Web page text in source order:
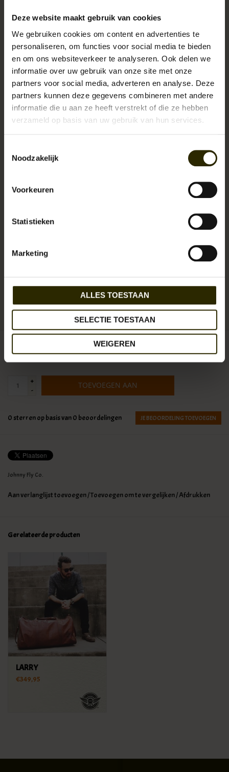
Deze website maakt gebruik van cookies
We gebruiken cookies om content en advertenties te
personaliseren, om functies voor social media te bieden
en om ons websiteverkeer te analyseren. Ook delen we
informatie over uw gebruik van onze site met onze
partners voor social media, adverteren en analyse. Deze
partners kunnen deze gegevens combineren met andere
informatie die u aan ze heeft verstrekt of die ze hebben
verzameld op basis van uw gebruik van hun services.
Noodzakelijk
Voorkeuren
Statistieken
Marketing
ALLES TOESTAAN
SELECTIE TOESTAAN
WEIGEREN
Specificaties:
olledig koperen sluitingen die niet roesten, verweren of afgeven.
Gemaakt van supersterk, maar lichtgewicht leer.
Gekleurd zonder gebruik van chemicaliën of verf.
Natuurlijk waterafstotend top kwaliteit leer.
Gewast denim binnenzijde.
Prachtige kleur die alleen maar mooier zal worden.
Gewatteerde verstelbare schouderband.
originaliteit hoog in haar vaandel staan.
Op voorraad (1)
Levertijd:
1 - 3 werkdagen
UB-JF-TrV
€299,95Incl. btw
+
-
TOEVOEGEN AAN
JE BEOORDELING TOEVOEGEN
0 sterren op basis van0 beoordelingen
Johnny Fly Co.
Aan verlanglijst toevoegen/Toevoegen om te vergelijken/Afdrukken
Gerelateerde producten
LARRY
€349,95